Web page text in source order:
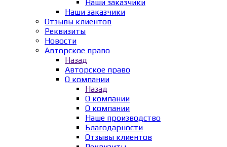
Наши заказчики
Наши заказчики
Отзывы клиентов
Реквизиты
Новости
Авторское право
Назад
Авторское право
О компании
Назад
О компании
О компании
Наше производство
Благодарности
Отзывы клиентов